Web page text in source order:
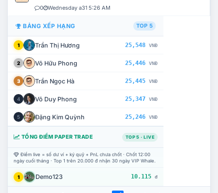
0 Wednesday a31 5:26 AM
BẢNG XẾP HẠNG TOP 5
1 Trần Thị Hương 25,548 VNĐ
2 Võ Hữu Phong 25,446 VNĐ
3 Trần Ngọc Hà 25,445 VNĐ
4 Võ Duy Phong 25,347 VNĐ
5 Đặng Kim Quỳnh 25,246 VNĐ
TỔNG ĐIỂM PAPER TRADE TOP 5 · LIVE
Điểm live = số dư ví + ký quỹ + PnL chưa chốt · Chốt 12:00
ngày cuối tháng · Top 1 trên 20.000 đ nhận 30 ngày VIP Whale.
1 Demo123 10.115 đ